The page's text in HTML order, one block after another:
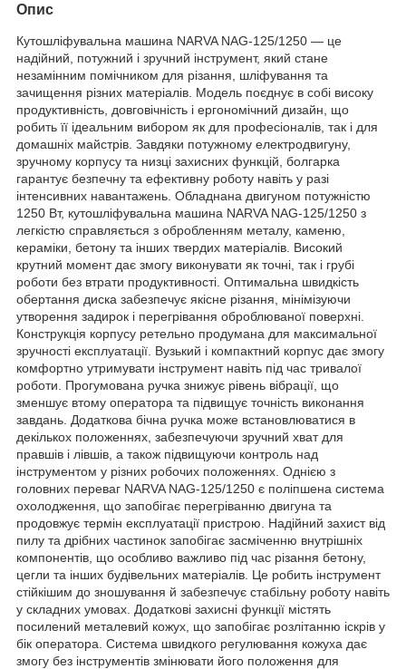
Опис
Кутошліфувальна машина NARVA NAG-125/1250 — це
надійний, потужний і зручний інструмент, який стане
незамінним помічником для різання, шліфування та
зачищення різних матеріалів. Модель поєднує в собі високу
продуктивність, довговічність і ергономічний дизайн, що
робить її ідеальним вибором як для професіоналів, так і для
домашніх майстрів. Завдяки потужному електродвигуну,
зручному корпусу та низці захисних функцій, болгарка
гарантує безпечну та ефективну роботу навіть у разі
інтенсивних навантажень. Обладнана двигуном потужністю
1250 Вт, кутошліфувальна машина NARVA NAG-125/1250 з
легкістю справляється з обробленням металу, каменю,
кераміки, бетону та інших твердих матеріалів. Високий
крутний момент дає змогу виконувати як точні, так і грубі
роботи без втрати продуктивності. Оптимальна швидкість
обертання диска забезпечує якісне різання, мінімізуючи
утворення задирок і перегрівання оброблюваної поверхні.
Конструкція корпусу ретельно продумана для максимальної
зручності експлуатації. Вузький і компактний корпус дає змогу
комфортно утримувати інструмент навіть під час тривалої
роботи. Прогумована ручка знижує рівень вібрації, що
зменшує втому оператора та підвищує точність виконання
завдань. Додаткова бічна ручка може встановлюватися в
декількох положеннях, забезпечуючи зручний хват для
правшів і лівшів, а також підвищуючи контроль над
інструментом у різних робочих положеннях. Однією з
головних переваг NARVA NAG-125/1250 є поліпшена система
охолодження, що запобігає перегріванню двигуна та
продовжує термін експлуатації пристрою. Надійний захист від
пилу та дрібних частинок запобігає засміченню внутрішніх
компонентів, що особливо важливо під час різання бетону,
цегли та інших будівельних матеріалів. Це робить інструмент
стійкішим до зношування й забезпечує стабільну роботу навіть
у складних умовах. Додаткові захисні функції містять
посилений металевий кожух, що запобігає розлітанню іскрів у
бік оператора. Система швидкого регулювання кожуха дає
змогу без інструментів змінювати його положення для